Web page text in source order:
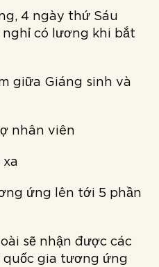
4 ngày thứ Sáu
nghỉ có lương khi bắt
giữa Giáng sinh và
nhân viên
xa
ứng lên tới 5 phần
sẽ nhận được các
gia tương ứng